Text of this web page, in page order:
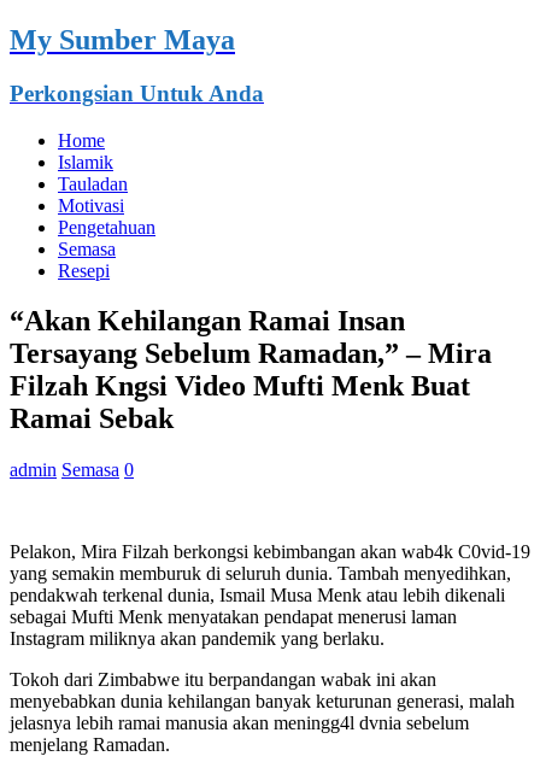
My Sumber Maya
Perkongsian Untuk Anda
Home
Islamik
Tauladan
Motivasi
Pengetahuan
Semasa
Resepi
“Akan Kehilangan Ramai Insan
Tersayang Sebelum Ramadan,” – Mira
Filzah Kngsi Video Mufti Menk Buat
Ramai Sebak
admin Semasa 0
Pelakon, Mira Filzah berkongsi kebimbangan akan wab4k C0vid-19
yang semakin memburuk di seluruh dunia. Tambah menyedihkan,
pendakwah terkenal dunia, Ismail Musa Menk atau lebih dikenali
sebagai Mufti Menk menyatakan pendapat menerusi laman
Instagram miliknya akan pandemik yang berlaku.
Tokoh dari Zimbabwe itu berpandangan wabak ini akan
menyebabkan dunia kehilangan banyak keturunan generasi, malah
jelasnya lebih ramai manusia akan meningg4l dvnia sebelum
menjelang Ramadan.